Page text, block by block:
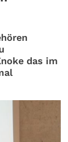
das im